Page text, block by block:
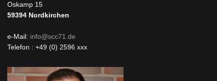
Oskamp 15
59394 Nordkirchen
e-Mail: info@scc71.de
Telefon : +49 (0) 2596 xxx